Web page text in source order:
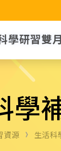
學研習雙
學
資源 生活科